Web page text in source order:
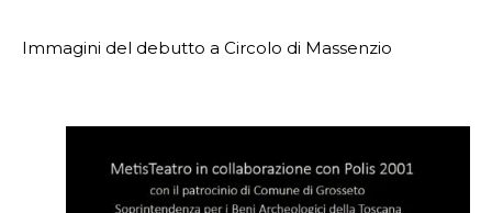
Immagini del debutto a Circolo di Massenzio